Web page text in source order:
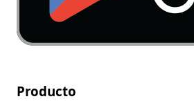
Producto